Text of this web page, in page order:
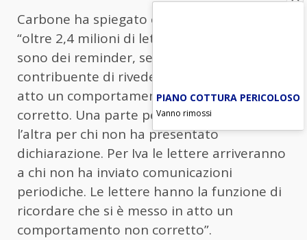
Carbone ha spiegato che l’Agenzia invierà
“oltre 2,4 milioni di lettere di compliance:
sono dei reminder, servono a ricordare al
contribuente di rivedere se ha messo in
atto un comportamento più o meno
corretto. Una parte per chi ha dimenticato,
l’altra per chi non ha presentato
dichiarazione. Per Iva le lettere arriveranno
a chi non ha inviato comunicazioni
periodiche. Le lettere hanno la funzione di
ricordare che si è messo in atto un
comportamento non corretto”.
PIANO COTTURA PERICOLOSO
Vanno rimossi